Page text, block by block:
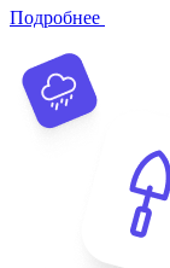
Подробнее